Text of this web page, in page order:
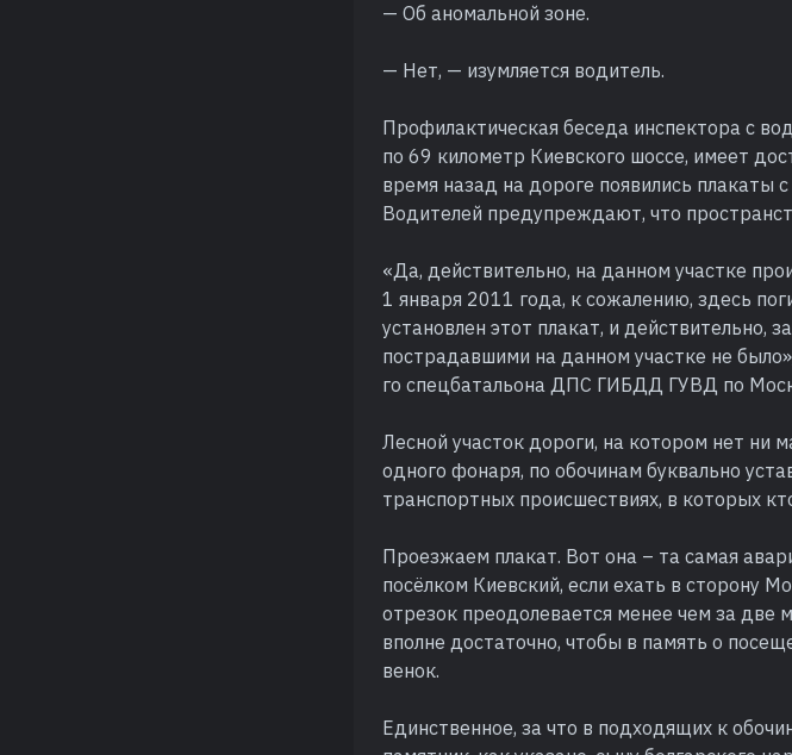
— Об аномальной зоне.
— Нет, — изумляется водитель.
Профилактическая беседа инспектора с
по 69 километр Киевского шоссе, имеет
время назад на дороге появились
Водителей предупреждают, что
«Да, действительно, на данном участке
1 января 2011 года, к сожалению, здесь
установлен этот плакат, и действительно,
пострадавшими на данном участке не
го спецбатальона ДПС ГИБДД ГУВД по
Лесной участок дороги, на котором нет ни
одного фонаря, по обочинам буквально
транспортных происшествиях, в которых
Проезжаем плакат. Вот она – та самая
посёлком Киевский, если ехать в сторону
отрезок преодолевается менее чем за две
вполне достаточно, чтобы в память о
венок.
Единственное, за что в подходящих к